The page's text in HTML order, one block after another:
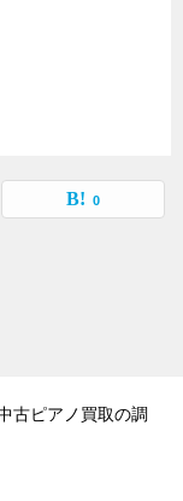
0
古ピアノ買取の調